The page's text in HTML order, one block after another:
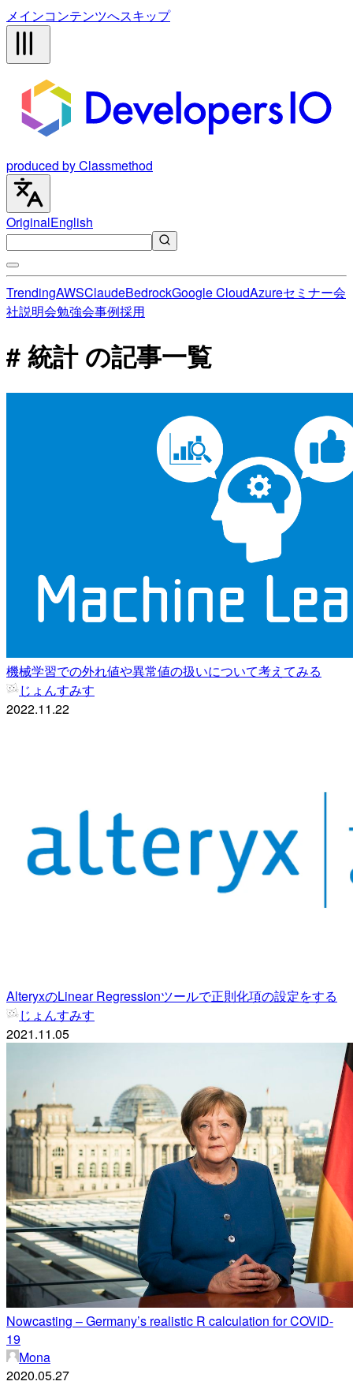
メインコンテンツへスキップ
produced by Classmethod
OriginalEnglish
TrendingAWSClaudeBedrockGoogle CloudAzureセミナー会
社説明会勉強会事例採用
# 統計 の記事一覧
機械学習での外れ値や異常値の扱いについて考えてみる
じょんすみす
2022.11.22
AlteryxのLinear Regressionツールで正則化項の設定をする
じょんすみす
2021.11.05
Nowcasting – Germany’s realistic R calculation for COVID-
19
Mona
2020.05.27